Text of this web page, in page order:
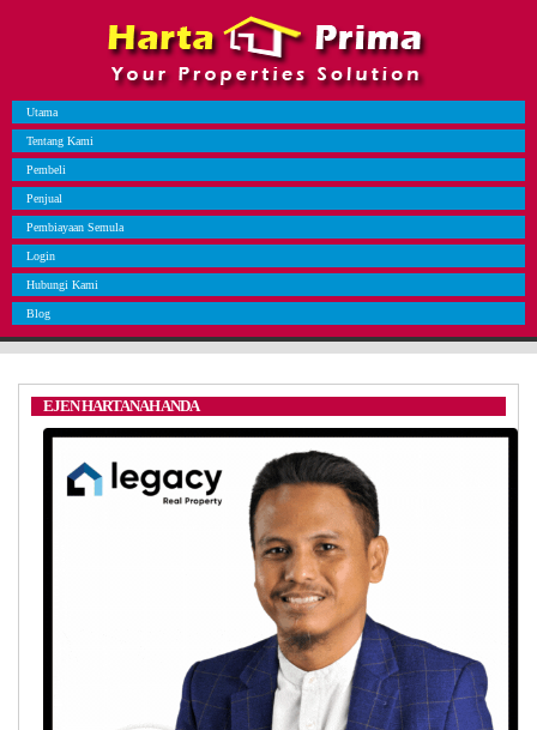
Utama
Tentang Kami
Pembeli
Penjual
Pembiayaan Semula
Login
Hubungi Kami
Blog
EJEN HARTANAH ANDA